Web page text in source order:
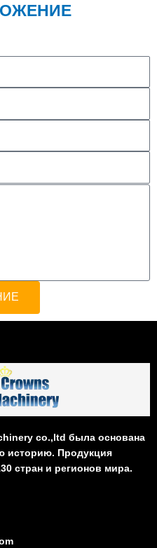
co.,ltd была основана
историю. Продукция
стран и регионов мира.